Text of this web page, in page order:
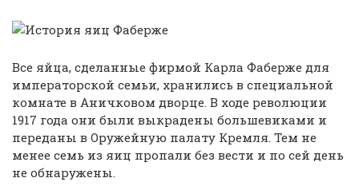
Все яйца, сделанные фирмой Карла Фаберже для
императорской семьи, хранились в специальной
комнате в Аничковом дворце. В ходе революции
1917 года они были выкрадены большевиками и
переданы в Оружейную палату Кремля. Тем не
менее семь из яиц пропали без вести и по сей день
не обнаружены.